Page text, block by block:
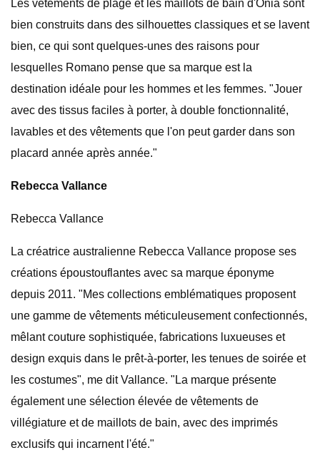
Les vêtements de plage et les maillots de bain d'Onia sont
bien construits dans des silhouettes classiques et se lavent
bien, ce qui sont quelques-unes des raisons pour
lesquelles Romano pense que sa marque est la
destination idéale pour les hommes et les femmes. "Jouer
avec des tissus faciles à porter, à double fonctionnalité,
lavables et des vêtements que l'on peut garder dans son
placard année après année."
Rebecca Vallance
Rebecca Vallance
La créatrice australienne Rebecca Vallance propose ses
créations époustouflantes avec sa marque éponyme
depuis 2011. "Mes collections emblématiques proposent
une gamme de vêtements méticuleusement confectionnés,
mêlant couture sophistiquée, fabrications luxueuses et
design exquis dans le prêt-à-porter, les tenues de soirée et
les costumes", me dit Vallance. "La marque présente
également une sélection élevée de vêtements de
villégiature et de maillots de bain, avec des imprimés
exclusifs qui incarnent l'été."